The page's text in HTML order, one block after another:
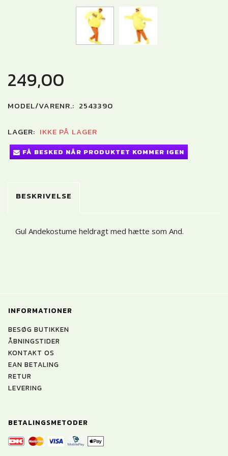
249,00
MODEL/VARENR.: 2543390
LAGER: IKKE PÅ LAGER
FÅ BESKED NÅR PRODUKTET KOMMER IGEN
BESKRIVELSE
Gul Andekostume heldragt med hætte som And.
INFORMATIONER
BESØG BUTIKKEN
ÅBNINGSTIDER
KONTAKT OS
EAN BETALING
RETUR
LEVERING
BETALINGSMETODER